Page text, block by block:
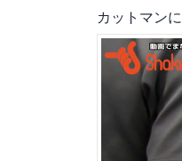
カットマン